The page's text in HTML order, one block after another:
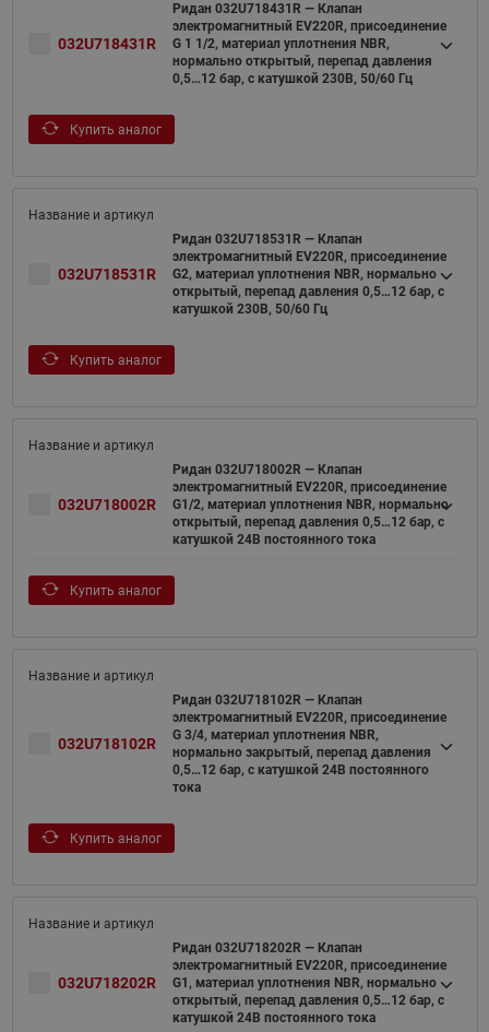
032U718431R
Ридан 032U718431R — Клапан
электромагнитный EV220R, присоединение
G 1 1/2, материал уплотнения NBR,
нормально открытый, перепад давления
0,5…12 бар, с катушкой 230В, 50/60 Гц
Купить аналог
032U718531R
Ридан 032U718531R — Клапан
электромагнитный EV220R, присоединение
G2, материал уплотнения NBR, нормально
открытый, перепад давления 0,5…12 бар, с
катушкой 230В, 50/60 Гц
Купить аналог
032U718002R
Ридан 032U718002R — Клапан
электромагнитный EV220R, присоединение
G1/2, материал уплотнения NBR, нормально
открытый, перепад давления 0,5…12 бар, с
катушкой 24В постоянного тока
Купить аналог
032U718102R
Ридан 032U718102R — Клапан
электромагнитный EV220R, присоединение
G 3/4, материал уплотнения NBR,
нормально закрытый, перепад давления
0,5…12 бар, с катушкой 24В постоянного
тока
Купить аналог
032U718202R
Ридан 032U718202R — Клапан
электромагнитный EV220R, присоединение
G1, материал уплотнения NBR, нормально
открытый, перепад давления 0,5…12 бар, с
катушкой 24В постоянного тока